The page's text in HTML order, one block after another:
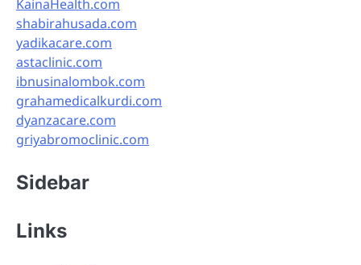
KainaHealth.com
shabirahusada.com
yadikacare.com
astaclinic.com
ibnusinalombok.com
grahamedicalkurdi.com
dyanzacare.com
griyabromoclinic.com
Sidebar
Links